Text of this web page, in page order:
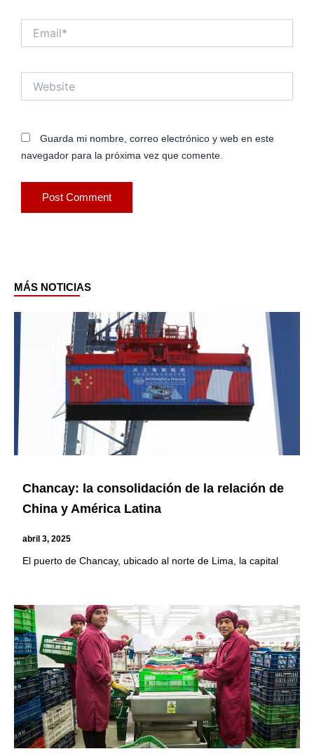
Guarda mi nombre, correo electrónico y web en este
navegador para la próxima vez que comente.
MÁS NOTICIAS
Chancay: la consolidación de la relación de
China y América Latina
abril 3, 2025
El puerto de Chancay, ubicado al norte de Lima, la capital
Page Page PagePage